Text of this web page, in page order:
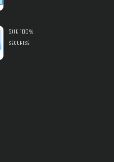
Site 100%
sécurisé